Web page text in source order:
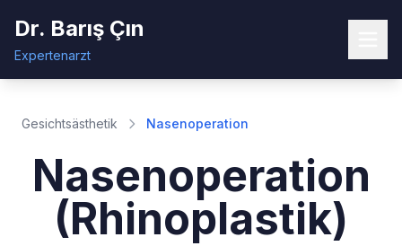
Dr. Barış Çın
Expertenarzt
Gesichtsästhetik Nasenoperation
Nasenoperation
(Rhinoplastik)